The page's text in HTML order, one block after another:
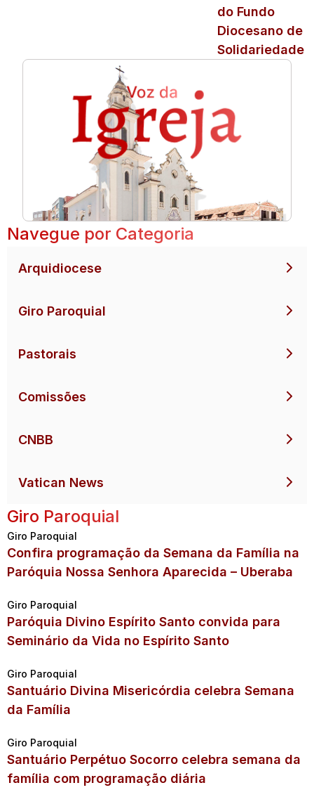
do Fundo
Diocesano de
Solidariedade
Navegue por Categoria
Arquidiocese
Giro Paroquial
Pastorais
Comissões
CNBB
Vatican News
Giro Paroquial
Giro Paroquial
Confira programação da Semana da Família na
Paróquia Nossa Senhora Aparecida – Uberaba
Giro Paroquial
Paróquia Divino Espírito Santo convida para
Seminário da Vida no Espírito Santo
Giro Paroquial
Santuário Divina Misericórdia celebra Semana
da Família
Giro Paroquial
Santuário Perpétuo Socorro celebra semana da
família com programação diária